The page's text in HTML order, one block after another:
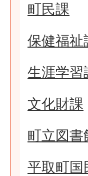
町民課
保健福祉
生涯学習
文化財課
町立図書
平取町国